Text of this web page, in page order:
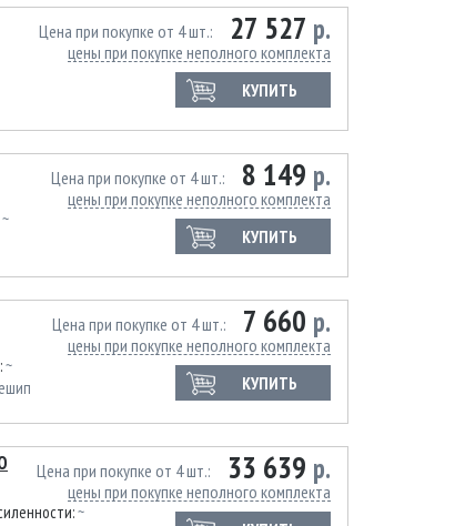
27 527 р.
Цена при покупке от 4 шт.
цены при покупке неполного комплекта
КУПИТЬ
8 149 р.
Цена при покупке от 4 шт.
цены при покупке неполного комплекта
КУПИТЬ
~
7 660 р.
Цена при покупке от 4 шт.
цены при покупке неполного комплекта
КУПИТЬ
~
33 639 р.
Цена при покупке от 4 шт.
цены при покупке неполного комплекта
~